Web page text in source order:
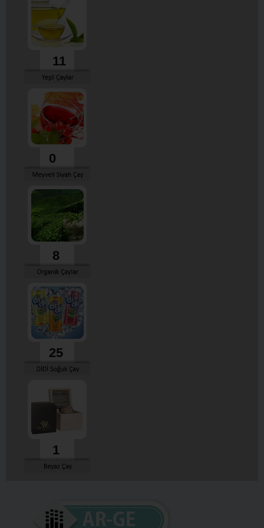
11
0
8
25
1
Tesekkülümüzce baslatılmıs olan Hayde Çaya Bakalım
kampanyası kapsamında hazırlanan afislere ulasmak için detaya